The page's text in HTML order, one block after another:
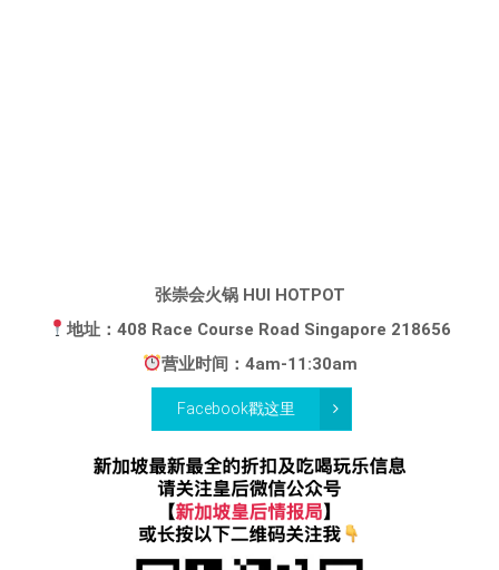
张崇会火锅 HUI HOTPOT
地址：408 Race Course Road Singapore 218656
营业时间：4am-11:30am
Facebook戳这里